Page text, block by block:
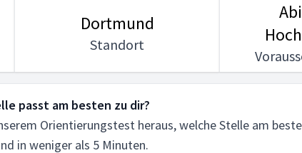
Dortmund
Standort
passt am besten zu dir?
Orientierungstest heraus, welche Stelle am
in weniger als 5 Minuten.